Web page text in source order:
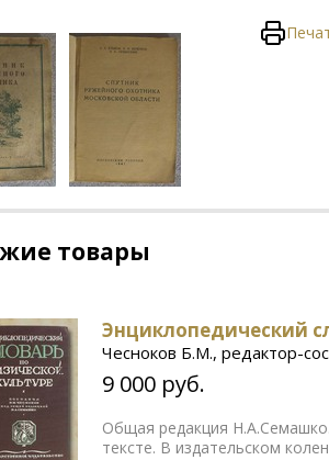
товары
Энциклопедический
Чесноков Б.М., редактор-
9 000 руб.
Общая редакция
тексте. В издательском